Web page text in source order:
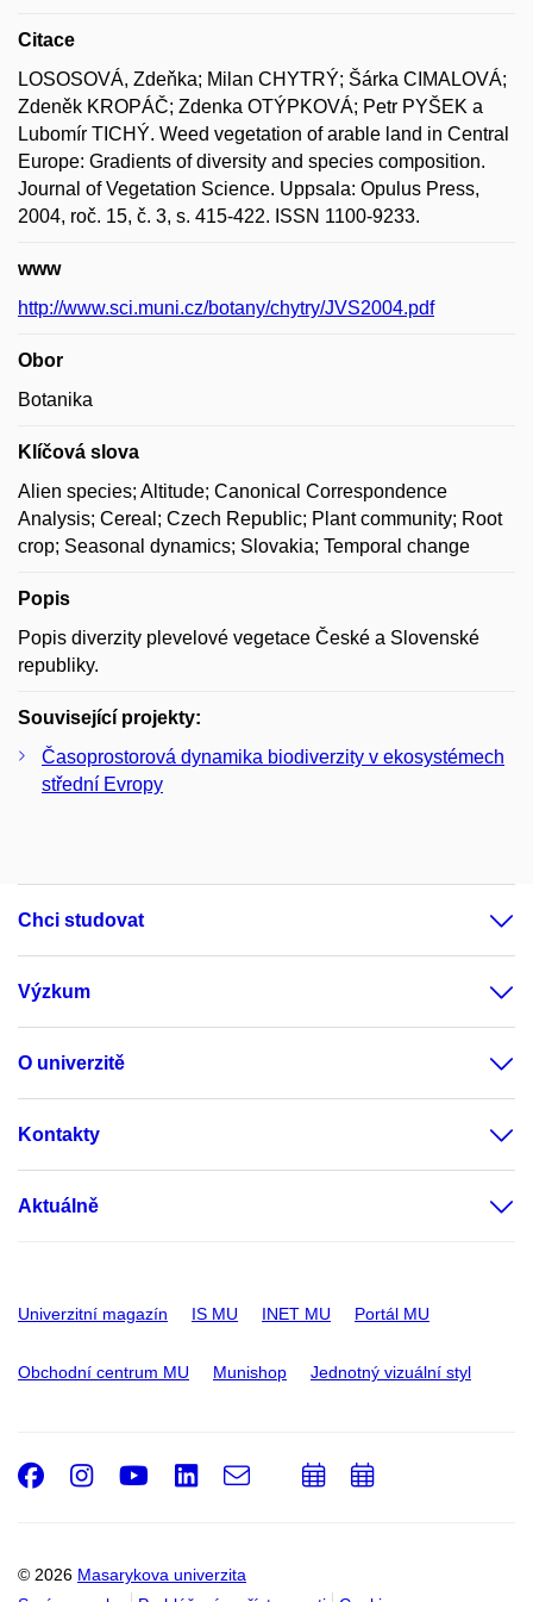
Citace
LOSOSOVÁ, Zdeňka; Milan CHYTRÝ; Šárka CIMALOVÁ;
Zdeněk KROPÁČ; Zdenka OTÝPKOVÁ; Petr PYŠEK a
Lubomír TICHÝ. Weed vegetation of arable land in Central
Europe: Gradients of diversity and species composition.
Journal of Vegetation Science. Uppsala: Opulus Press,
2004, roč. 15, č. 3, s. 415-422. ISSN 1100-9233.
www
http://www.sci.muni.cz/botany/chytry/JVS2004.pdf
Obor
Botanika
Klíčová slova
Alien species; Altitude; Canonical Correspondence
Analysis; Cereal; Czech Republic; Plant community; Root
crop; Seasonal dynamics; Slovakia; Temporal change
Popis
Popis diverzity plevelové vegetace České a Slovenské
republiky.
Související projekty:
Časoprostorová dynamika biodiverzity v ekosystémech
střední Evropy
Chci studovat
Výzkum
O univerzitě
Kontakty
Aktuálně
Univerzitní magazín IS MU INET MU Portál MU
Obchodní centrum MU Munishop Jednotný vizuální styl
© 2026 Masarykova univerzita
Facebook
Instagram
Youtube
LinkedIn
e-
PřidatPřidat